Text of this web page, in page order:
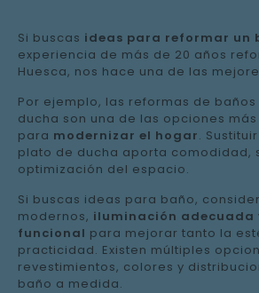
Si buscas ideas para reformar un
experiencia de más de 20 años
Huesca, nos hace una de las
Por ejemplo, las reformas de
ducha son una de las opciones
para modernizar el hogar.
plato de ducha aporta comodidad,
optimización del espacio.
Si buscas ideas para baño,
modernos, iluminación adecuada
funcional para mejorar tanto la
practicidad. Existen múltiples
revestimientos, colores y
baño a medida.